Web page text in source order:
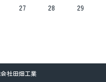
27 28
29
社田畑工業